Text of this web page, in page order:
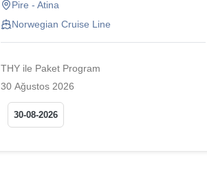
Pire - Atina
Norwegian Cruise Line
THY ile Paket Program
30 Ağustos 2026
30-08-2026